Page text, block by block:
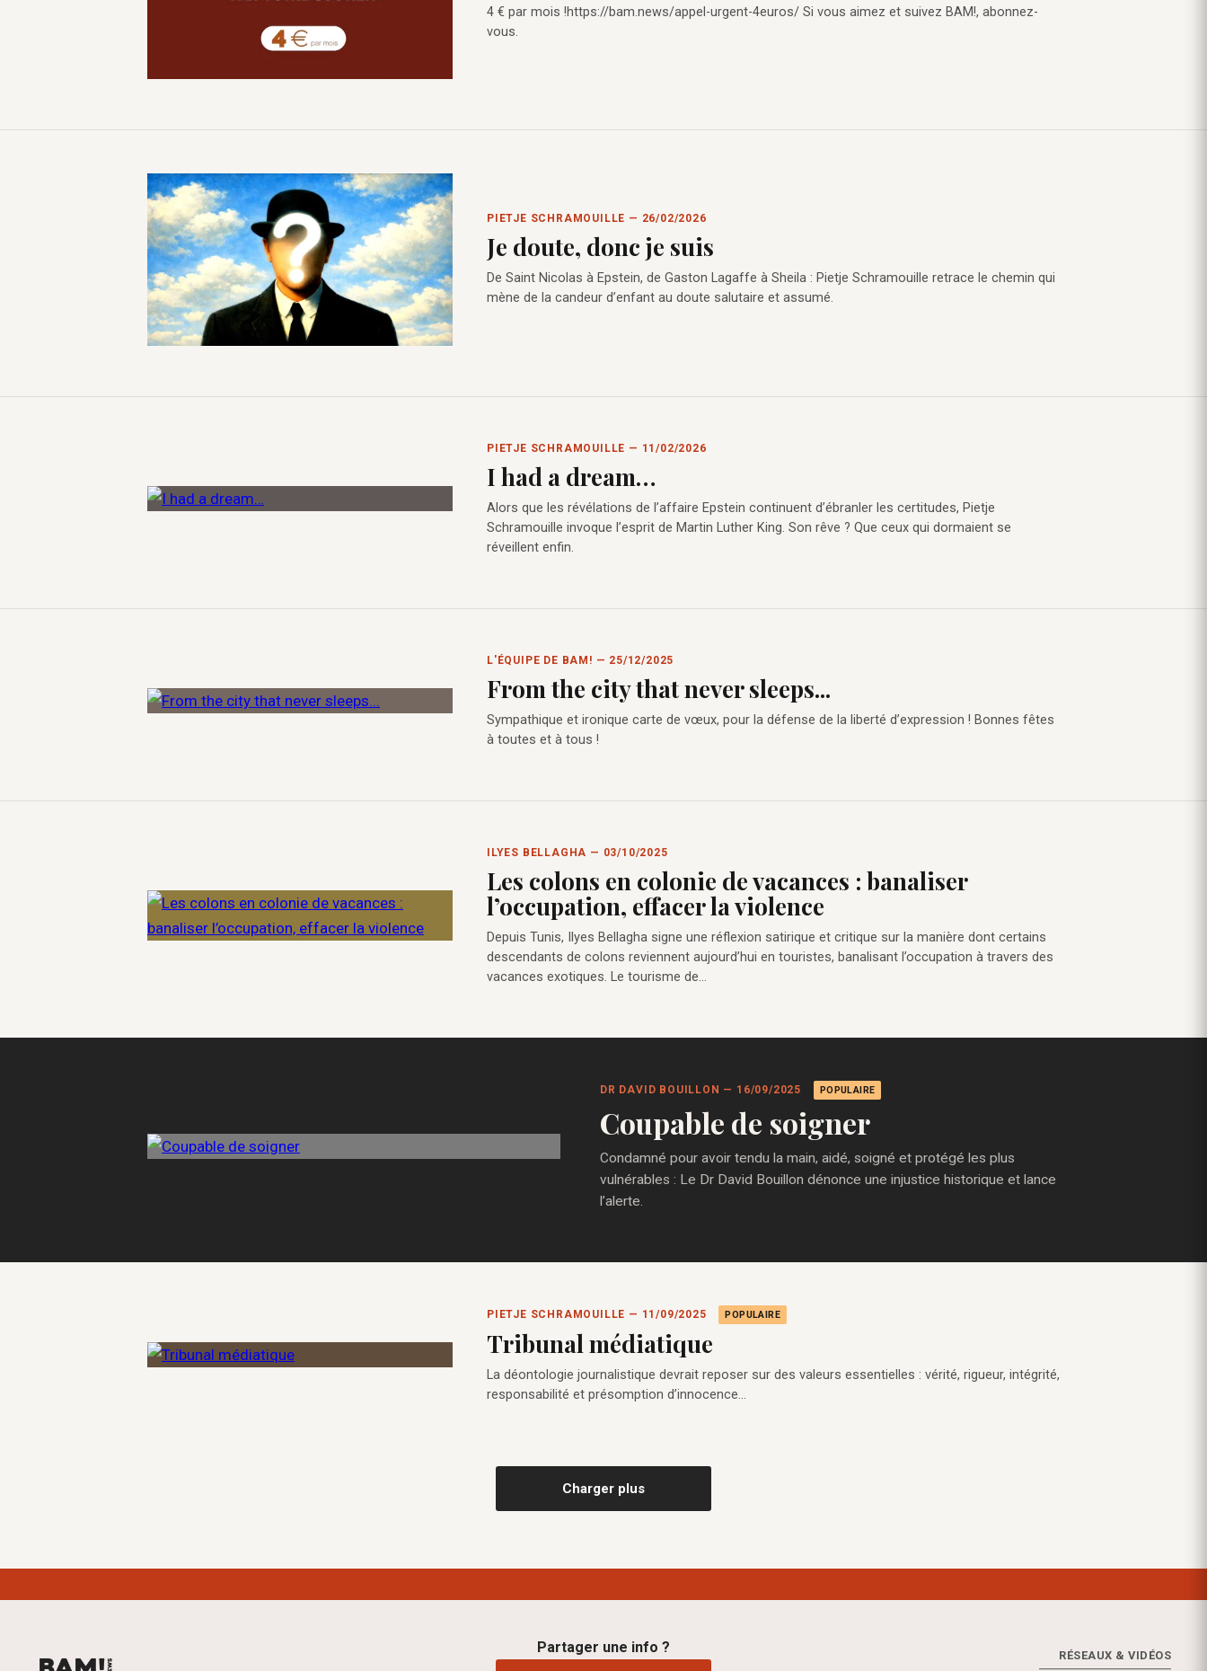
4 € par mois !https://bam.news/appel-urgent-4euros/ Si vous aimez et suivez BAM!, abonnez-
vous.
PIETJE SCHRAMOUILLE — 26/02/2026
Je doute, donc je suis
De Saint Nicolas à Epstein, de Gaston Lagaffe à Sheila : Pietje Schramouille retrace le chemin qui
mène de la candeur d’enfant au doute salutaire et assumé.
PIETJE SCHRAMOUILLE — 11/02/2026
I had a dream…
Alors que les révélations de l’affaire Epstein continuent d’ébranler les certitudes, Pietje
Schramouille invoque l’esprit de Martin Luther King. Son rêve ? Que ceux qui dormaient se
réveillent enfin.
L'ÉQUIPE DE BAM! — 25/12/2025
From the city that never sleeps...
Sympathique et ironique carte de vœux, pour la défense de la liberté d’expression ! Bonnes fêtes
à toutes et à tous !
ILYES BELLAGHA — 03/10/2025
Les colons en colonie de vacances : banaliser
l’occupation, effacer la violence
Depuis Tunis, Ilyes Bellagha signe une réflexion satirique et critique sur la manière dont certains
descendants de colons reviennent aujourd’hui en touristes, banalisant l’occupation à travers des
vacances exotiques. Le tourisme de…
DR DAVID BOUILLON — 16/09/2025 POPULAIRE
Coupable de soigner
Condamné pour avoir tendu la main, aidé, soigné et protégé les plus
vulnérables : Le Dr David Bouillon dénonce une injustice historique et lance
l’alerte.
PIETJE SCHRAMOUILLE — 11/09/2025 POPULAIRE
Tribunal médiatique
La déontologie journalistique devrait reposer sur des valeurs essentielles : vérité, rigueur, intégrité,
responsabilité et présomption d’innocence…
Charger plus
Partager une info ? RÉSEAUX & VIDÉOS